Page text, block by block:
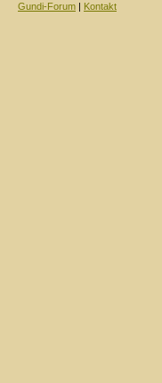
Gundi-Forum | Kontakt